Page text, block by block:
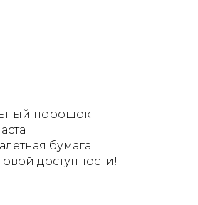
порошок
бумага
доступности!